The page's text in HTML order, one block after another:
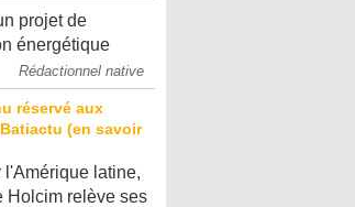
projet de
énergétique
Rédactionnel native
l'Amérique latine,
Holcim relève ses